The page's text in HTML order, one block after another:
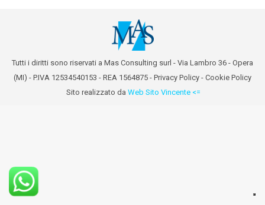
Tutti i diritti sono riservati a Mas Consulting surl - Via Lambro 36 - Opera
(MI) - P.IVA 12534540153 - REA 1564875 - Privacy Policy - Cookie Policy
Sito realizzato da Web Sito Vincente <=